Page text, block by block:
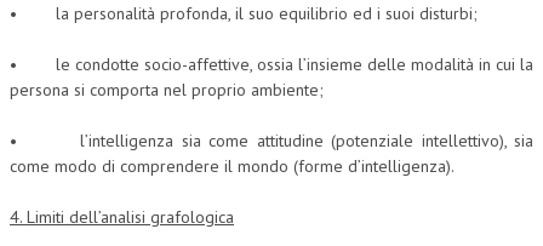
• la personalità profonda, il suo equilibrio ed i suoi disturbi;
• le condotte socio-affettive, ossia l’insieme delle modalità in cui la
persona si comporta nel proprio ambiente;
• l’intelligenza sia come attitudine (potenziale intellettivo), sia
come modo di comprendere il mondo (forme d’intelligenza).
4. Limiti dell’analisi grafologica